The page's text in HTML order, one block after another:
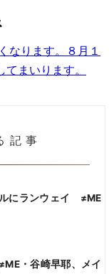
なります。８月１
まいります。
記事
にランウェイ ≠ME
・谷崎早耶、メイ